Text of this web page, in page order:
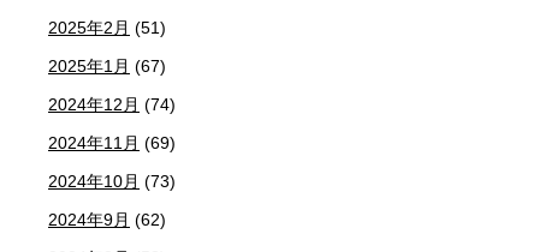
2025年2月 (51)
2025年1月 (67)
2024年12月 (74)
2024年11月 (69)
2024年10月 (73)
2024年9月 (62)